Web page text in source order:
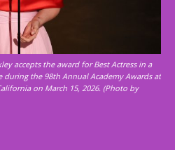
accepts the award for Best Actress in a
during the 98th Annual Academy Awards at
on March 15, 2026. (Photo by